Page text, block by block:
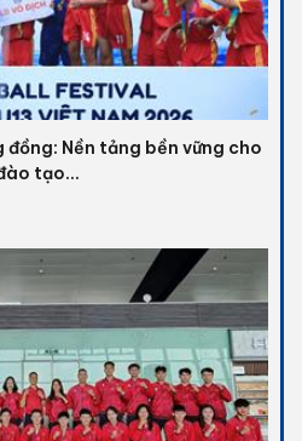
đồng: Nền tảng bền vững cho
tạo...